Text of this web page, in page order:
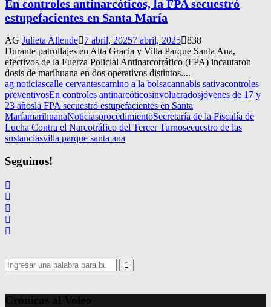
En controles antinarcóticos, la FPA secuestró
estupefacientes en Santa María
AG Julieta Allende 7 abril, 20257 abril, 2025 838
Durante patrullajes en Alta Gracia y Villa Parque Santa Ana,
efectivos de la Fuerza Policial Antinarcotráfico (FPA) incautaron
dosis de marihuana en dos operativos distintos....
ag noticiascalle cervantescamino a la bolsacannabis sativacontroles
preventivosEn controles antinarcóticosinvolucradosjóvenes de 17 y
23 añosla FPA secuestró estupefacientes en Santa
MaríamarihuanaNoticiasprocedimientoSecretaría de la Fiscalía de
Lucha Contra el Narcotráfico del Tercer Turnosecuestro de las
sustanciasvilla parque santa ana
Seguinos!
Search
for:
Search
Crónicas al Voleo